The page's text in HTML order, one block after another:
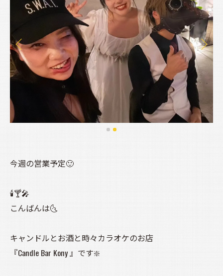
今週の営業予定🙂
🕯️🍸️🎤
こんばんは🌜️
キャンドルとお酒と時々カラオケのお店
『Candle Bar Kony 』です❇️